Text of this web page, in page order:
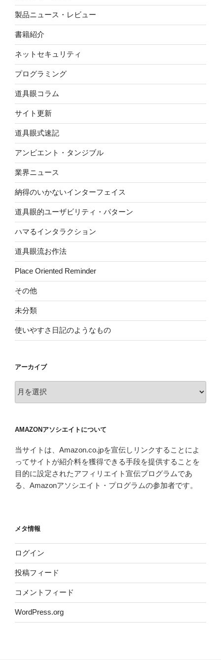
製品ニュース・レビュー
書籍紹介
ネットセキュリティ
プログラミング
道具眼コラム
サイト更新
道具眼式速記
アンビエント・タンジブル
業界ニュース
納得のいかないインターフェイス
道具眼的ユーザビリティ・パターン
ハマるインタラクション
道具眼流お作法
Place Oriented Reminder
その他
未分類
使いやすさ日記のようなもの
アーカイブ
ア
ブ
AMAZONアソシエイトについて
当サイトは、Amazon.co.jpを宣伝しリンクすることによ
ってサイトが紹介料を獲得できる手段を提供することを
目的に設定されたアフィリエイト宣伝プログラムであ
る、Amazonアソシエイト・プログラムの参加者です。
メタ情報
ログイン
投稿フィード
コメントフィード
WordPress.org